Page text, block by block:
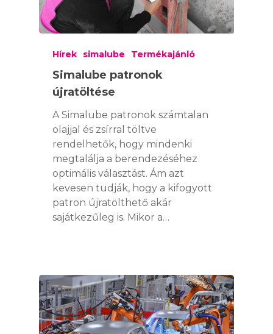
Hírek simalube Termékajánló
Simalube patronok
újratöltése
A Simalube patronok számtalan
olajjal és zsírral töltve
rendelhetők, hogy mindenki
megtalálja a berendezéséhez
optimális választást. Ám azt
kevesen tudják, hogy a kifogyott
patron újratölthető akár
sajátkezűleg is. Mikor a…